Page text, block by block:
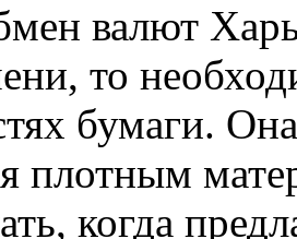
валют
то
бумаги.
плотным
когда